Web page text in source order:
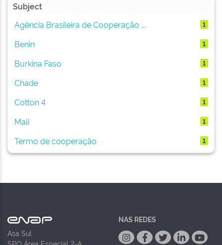
Subject
Agência Brasileira de Cooperação ...
1
Benin 1
Burkina Faso 1
Chade 1
Cotton 4 1
Mali 1
Termo de cooperação 1
Asa Sul
NAS REDES